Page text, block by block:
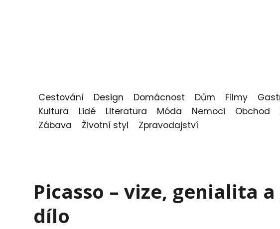
Cestování Design Domácnost Dům Filmy
Kultura
Lidé Literatura Móda Nemoci Obchod
Zábava
Životní styl Zpravodajství
Picasso – vize, genialita
dílo